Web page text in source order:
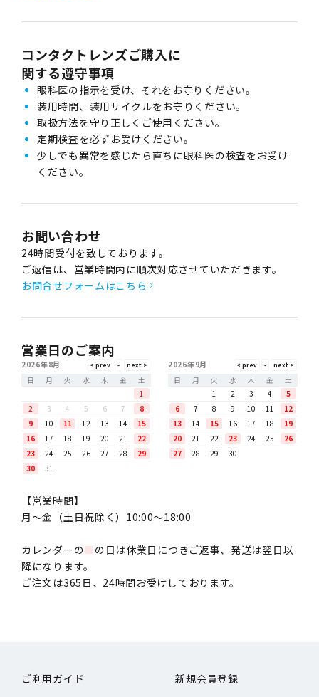
コンタクトレンズご購入に
関する遵守事項
眼科医の指示を受け、それをお守りください。
装用時間、装用サイクルをお守りください。
取扱方法を守り正しくご使用ください。
定期検査を必ずお受けください。
少しでも異常を感じたら直ちに眼科医の検査をお受け
ください。
お問い合わせ
24時間受付を致しております。
ご返信は、営業時間内に順次対応させていただきます。
お問合せフォームはこちら
営業日のご案内
2026年8月
日
月 火 水 木 金
土
1
2
3 4 5 6 7
8
9
10 11 12 13 14
15
16
17 18 19 20 21
22
23
24 25 26 27 28
29
30
31
2026年9月
日
月 火 水 木 金
土
1
2 3 4
5
6
7 8 9 10 11
12
13
14 15 16 17 18
19
20
21 22 23 24 25
26
27
28 29 30
【営業時間】
月〜金（土日祝除く）10:00～18:00
カレンダーの■ の日は休業日につきご返事、発送は翌日以
降になります。
ご注文は365日、24時間お受けしております。
ご利用ガイド 新規会員登録